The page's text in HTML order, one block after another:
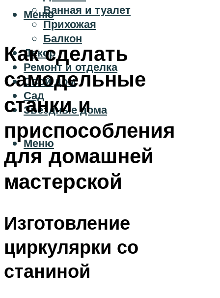
Ванная и туалет
Прихожая
Балкон
Декор
Ремонт и отделка
Свой дом
Сад
Звездные дома
Меню
Меню
Как сделать
самодельные
станки и
приспособления
для домашней
мастерской
Изготовление
циркулярки со
станиной